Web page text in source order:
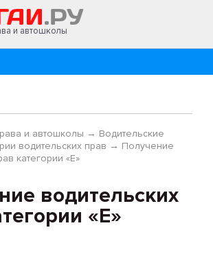
и автошколы
и автошколы → Водительские
водительских прав → Получение
категории «Е»
водительских
«Е»